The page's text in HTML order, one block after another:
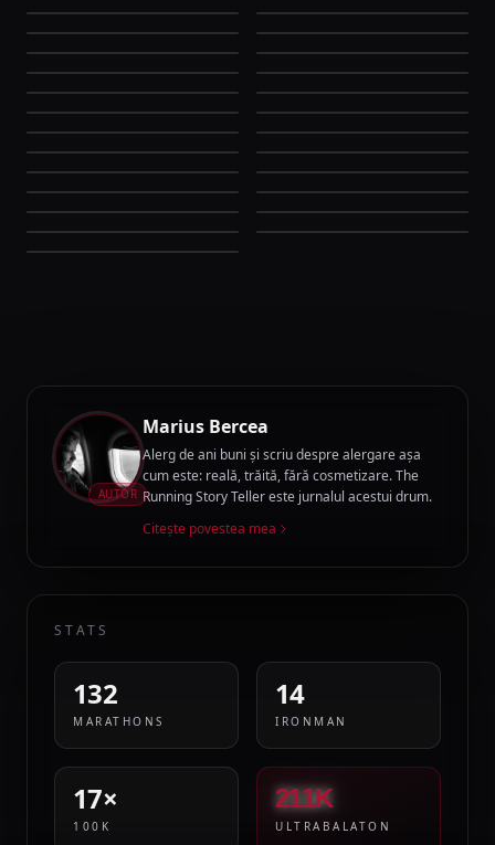
AUTOR
Marius Bercea
Alerg de ani buni și scriu despre alergare așa
cum este: reală, trăită, fără cosmetizare. The
Running Story Teller este jurnalul acestui drum.
Citește povestea mea
STATS
132
MARATHONS
14
IRONMAN
17×
100K
211K
ULTRABALATON